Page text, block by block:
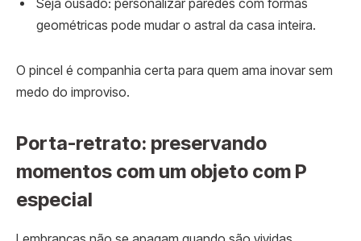
Seja ousado: personalizar paredes com formas
geométricas pode mudar o astral da casa inteira.
O pincel é companhia certa para quem ama inovar sem
medo do improviso.
Porta-retrato: preservando
momentos com um objeto com P
especial